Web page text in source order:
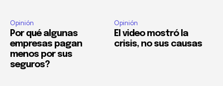
Opinión
Por qué algunas
empresas pagan
menos por sus
seguros?
Opinión
El video mostró la
crisis, no sus causas